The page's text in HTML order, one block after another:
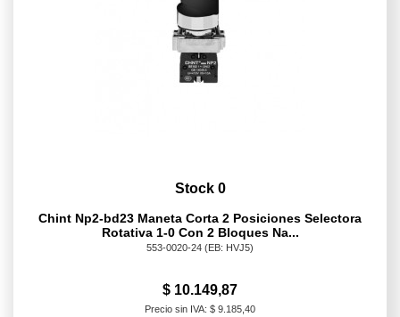
Stock 0
Chint Np2-bd23 Maneta Corta 2 Posiciones Selectora
Rotativa 1-0 Con 2 Bloques Na...
553-0020-24 (EB: HVJ5)
$ 10.149,87
Precio sin IVA: $ 9.185,40